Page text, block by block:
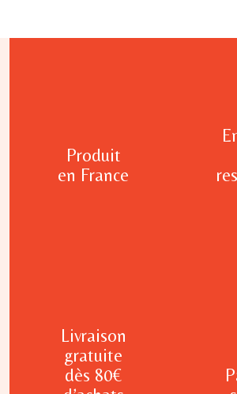
Produit
en France
Livraison
gratuite
dès 80€